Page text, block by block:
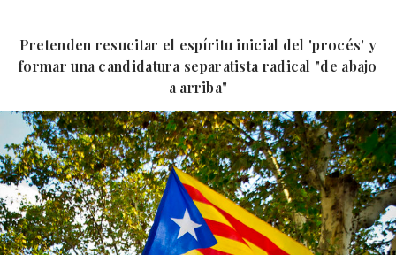
Pretenden resucitar el espíritu inicial del 'procés' y
formar una candidatura separatista radical "de abajo
a arriba"